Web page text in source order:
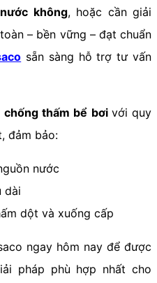
không, hoặc cần giải
– bền vững – đạt chuẩn
sẵn sàng hỗ trợ tư vấn
chống thấm bể bơi với quy
đảm bảo:
nước
dài
dột và xuống cấp
ngay hôm nay để được
pháp phù hợp nhất cho